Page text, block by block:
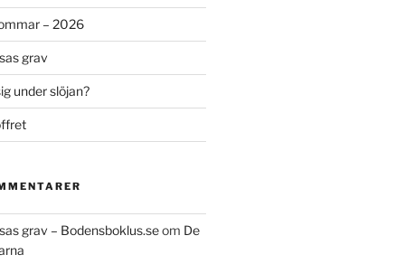
– 2026
grav
under slöjan?
grav – Bodensboklus.seom De